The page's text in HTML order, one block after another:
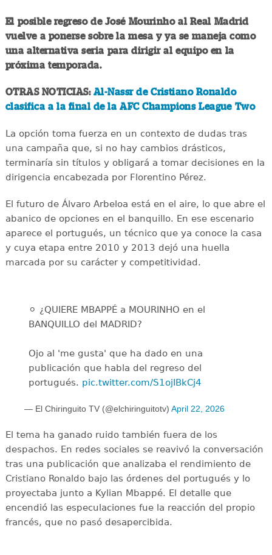
El posible regreso de José Mourinho al Real Madrid
vuelve a ponerse sobre la mesa y ya se maneja como
una alternativa seria para dirigir al equipo en la
próxima temporada.
OTRAS NOTICIAS:Al-Nassr de Cristiano Ronaldo
clasifica a la final de la AFC Champions League Two
La opción toma fuerza en un contexto de dudas tras
una campaña que, si no hay cambios drásticos,
terminaría sin títulos y obligará a tomar decisiones en la
dirigencia encabezada por Florentino Pérez.
El futuro de Álvaro Arbeloa está en el aire, lo que abre el
abanico de opciones en el banquillo. En ese escenario
aparece el portugués, un técnico que ya conoce la casa
y cuya etapa entre 2010 y 2013 dejó una huella
marcada por su carácter y competitividad.
⚪️ ¿QUIERE MBAPPÉ a MOURINHO en el
BANQUILLO del MADRID?
Ojo al 'me gusta' que ha dado en una
publicación que habla del regreso del
portugués. pic.twitter.com/S1ojIBkCj4
— El Chiringuito TV (@elchiringuitotv) April 22, 2026
El tema ha ganado ruido también fuera de los
despachos. En redes sociales se reavivó la conversación
tras una publicación que analizaba el rendimiento de
Cristiano Ronaldo bajo las órdenes del portugués y lo
proyectaba junto a Kylian Mbappé. El detalle que
encendió las especulaciones fue la reacción del propio
francés, que no pasó desapercibida.